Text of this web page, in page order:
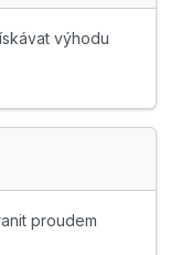
výhodu
proudem